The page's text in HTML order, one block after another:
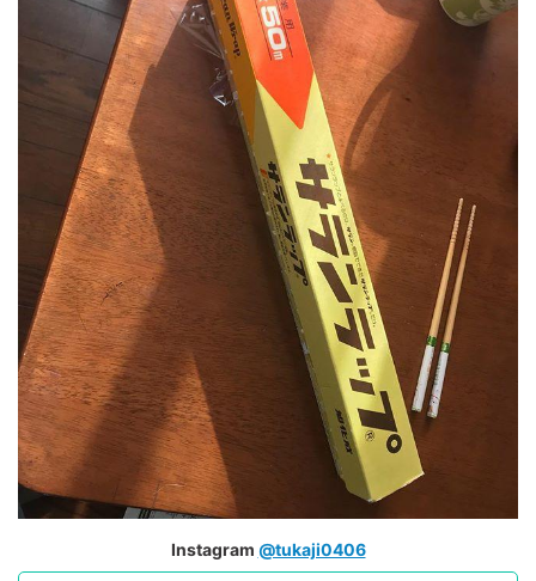
Instagram @tukaji0406